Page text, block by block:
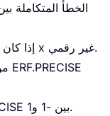
يظهر خطأ #VALUE! إذا كان المعامل المُدخل x غير رقمي.
يتراوح المدى الناتج من دالة ERF.PRECISE بين -1 و1.